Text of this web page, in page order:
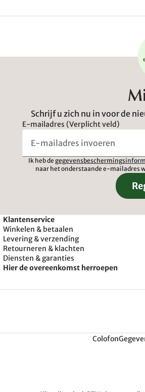
Schrijf u zich nu in voor de
E-mailadres (Verplicht veld)
Ik heb de
naar het onderstaande e-mailadres
Klantenservice
Winkelen & betaalen
Levering & verzending
Retourneren & klachten
Diensten & garanties
Hier de overeenkomst herroepen
Colofon